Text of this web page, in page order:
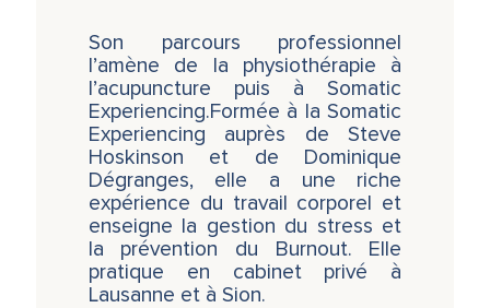
Son parcours professionnel
l’amène de la physiothérapie à
l’acupuncture puis à Somatic
Experiencing.Formée à la Somatic
Experiencing auprès de Steve
Hoskinson et de Dominique
Dégranges, elle a une riche
expérience du travail corporel et
enseigne la gestion du stress et
la prévention du Burnout. Elle
pratique en cabinet privé à
Lausanne et à Sion.